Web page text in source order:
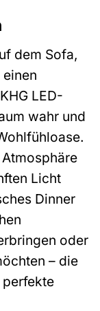
dem Sofa,
LED-
wahr und
Licht
Dinner
oder
– die
perfekte